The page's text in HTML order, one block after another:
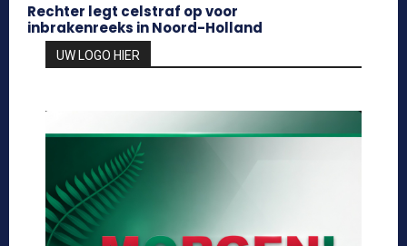
Rechter legt celstraf op voor
inbrakenreeks in Noord-Holland
UW LOGO HIER